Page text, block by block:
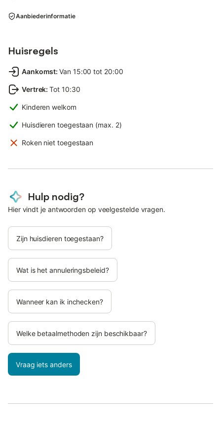
Aanbiederinformatie
Huisregels
Aankomst: Van 15:00 tot 20:00
Vertrek: Tot 10:30
Kinderen welkom
Huisdieren toegestaan (max. 2)
Roken niet toegestaan
Hulp nodig?
Hier vindt je antwoorden op veelgestelde vragen.
Zijn huisdieren toegestaan?
Wat is het annuleringsbeleid?
Wanneer kan ik inchecken?
Welke betaalmethoden zijn beschikbaar?
Vraag iets anders